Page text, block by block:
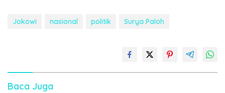
Jokowi nasional politik Surya Paloh
Baca Juga